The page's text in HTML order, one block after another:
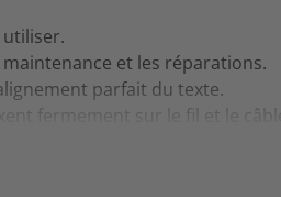
et les réparations.
parfait du texte.
fermement sur le fil et le câble.